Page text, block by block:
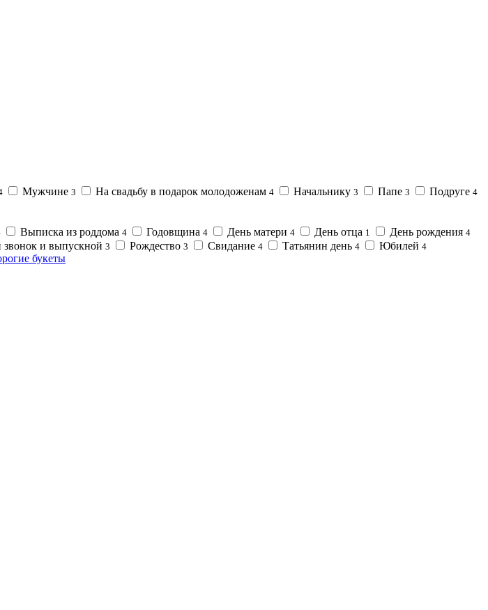
Мужчине 3 На свадьбу в подарок молодоженам 4 Начальнику 3 Папе 3 Подруге 4
Выписка из роддома 4 Годовщина 4 День матери 4 День отца 1 День рождения 4
и выпускной 3 Рождество 3 Свидание 4 Татьянин день 4 Юбилей 4
букеты